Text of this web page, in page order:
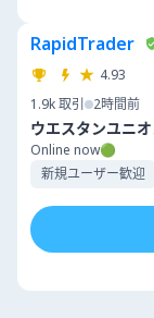
RapidTrader
4.93
1.9k取引 2時間前
ウエスタンユニ
Online now🟢
新規ユーザー歓迎